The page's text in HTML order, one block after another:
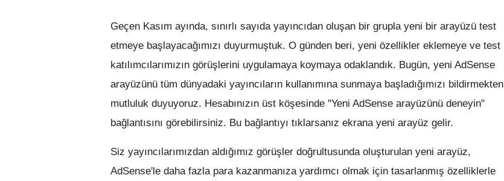
Geçen Kasım ayında, sınırlı sayıda yayıncıdan oluşan bir grupla yeni bir arayüzü test
etmeye başlayacağımızı duyurmuştuk. O günden beri, yeni özellikler eklemeye ve test
katılımcılarımızın görüşlerini uygulamaya koymaya odaklandık. Bugün, yeni AdSense
arayüzünü tüm dünyadaki yayıncıların kullanımına sunmaya başladığımızı bildirmekten
mutluluk duyuyoruz. Hesabınızın üst köşesinde "Yeni AdSense arayüzünü deneyin"
bağlantısını görebilirsiniz. Bu bağlantıyı tıklarsanız ekrana yeni arayüz gelir.
Siz yayıncılarımızdan aldığımız görüşler doğrultusunda oluşturulan yeni arayüz,
AdSense'le daha fazla para kazanmanıza yardımcı olmak için tasarlanmış özelliklerle